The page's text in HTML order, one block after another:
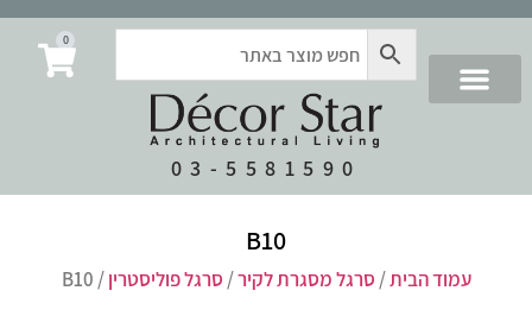
03-5581590
0
B10
עמוד הבית/ סרגל מסגרת לקיר/ סרגל פוליסטרין/ B10